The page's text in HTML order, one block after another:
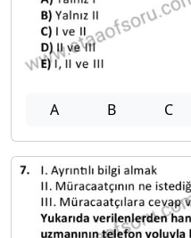
A B C